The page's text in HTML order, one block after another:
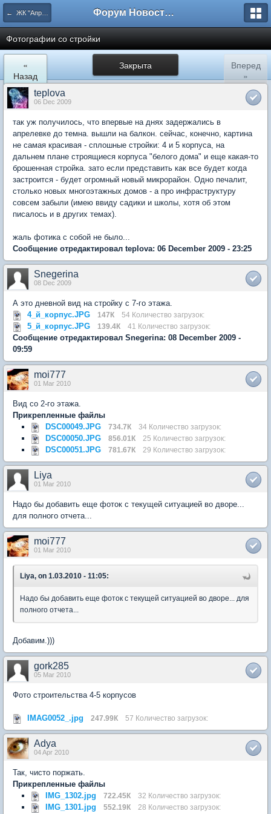
← ЖК "Апрелевский". Архив. Форум Новостройки
Фотографии со стройки
Закрыта
«
Назад
Вперед
»
teplova
06 Dec 2009
так уж получилось, что впервые на днях задержались в
апрелевке до темна. вышли на балкон. сейчас, конечно, картина
не самая красивая - сплошные стройки: 4 и 5 корпуса, на
дальнем плане строящиеся корпуса "белого дома" и еще какая-то
брошенная стройка. зато если представить как все будет когда
застроится - будет огромный новый микрорайон. Одно печалит,
столько новых многоэтажных домов - а про инфраструктуру
совсем забыли (имею ввиду садики и школы, хотя об этом
писалось и в других темах).
жаль фотика с собой не было...
Сообщение отредактировал teplova: 06 December 2009 - 23:25
Snegerina
08 Dec 2009
А это дневной вид на стройку с 7-го этажа.
4_й_корпус.JPG
147К 54 Количество загрузок:
5_й_корпус.JPG 139.4К 41 Количество загрузок:
Сообщение отредактировал Snegerina: 08 December 2009 -
09:59
moi777
01 Mar 2010
Вид со 2-го этажа.
Прикрепленные файлы
DSC00049.JPG
734.7К 34 Количество загрузок:
DSC00050.JPG 856.01К 25 Количество загрузок:
DSC00051.JPG 781.67К 29 Количество загрузок:
Liya
01 Mar 2010
Надо бы добавить еще фоток с текущей ситуацией во дворе...
для полного отчета...
moi777
01 Mar 2010
Liya, on 1.03.2010 - 11:05:
Надо бы добавить еще фоток с текущей ситуацией во дворе... для
полного отчета...
Добавим.)))
gork285
05 Mar 2010
Фото строительства 4-5 корпусов
IMAG0052_.jpg 247.99К 57 Количество загрузок:
Adya
04 Apr 2010
Так, чисто поржать.
Прикрепленные файлы
IMG_1302.jpg
722.45К 32 Количество загрузок:
IMG_1301.jpg 552.19К 28 Количество загрузок: